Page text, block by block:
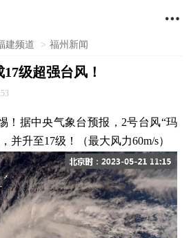

建频道 > 福州新闻
级超强台风！
！据中央气象台预报，2号台风“玛
并升至17级！（最大风力60m/s）